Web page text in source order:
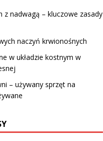
z nadwagą – kluczowe zasady
naczyń krwionośnych
w układzie kostnym w
– używany sprzęt na